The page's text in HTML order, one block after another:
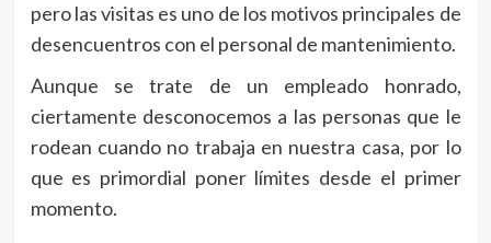
pero las visitas es uno de los motivos principales de
desencuentros con el personal de mantenimiento.
Aunque se trate de un empleado honrado,
ciertamente desconocemos a las personas que le
rodean cuando no trabaja en nuestra casa, por lo
que es primordial poner límites desde el primer
momento.